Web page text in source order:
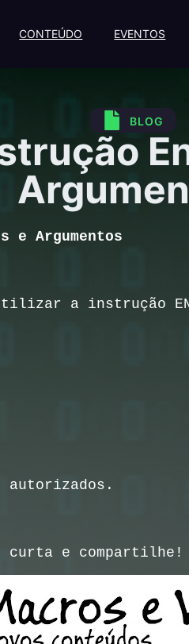
CONTEÚDO EVENTOS
BLOG
e Argumentos
a instrução
autorizados.
curta e compartilhe!